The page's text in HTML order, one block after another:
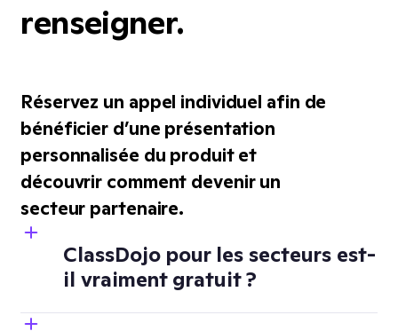
renseigner.
Réservez un appel individuel afin de
bénéficier d’une présentation
personnalisée du produit et
découvrir comment devenir un
secteur partenaire.
ClassDojo pour les secteurs est-
il vraiment gratuit ?